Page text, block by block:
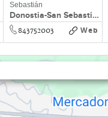
Donostia-San Sebastián
Sebastián
843752003 Web